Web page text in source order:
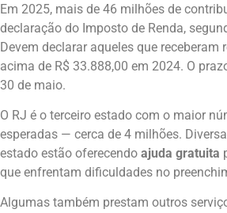
Em 2025, mais de 46 milhões de
declaração do Imposto de Renda,
Devem declarar aqueles que
acima de R$ 33.888,00 em 2024. O
30 de maio.
O RJ é o terceiro estado com o maior
esperadas — cerca de 4 milhões.
estado estão oferecendo ajuda gratuita
que enfrentam dificuldades no
Algumas também prestam outros